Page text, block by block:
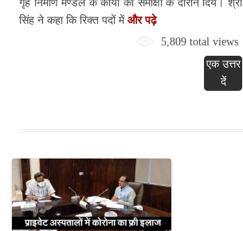
गृह निर्माण मण्डल के कार्यों की समीक्षा के दौरान दिये। श्री
सिंह ने कहा कि रिक्त पदों में और पढ़े
5,809 total views
एक उत्तर
दें